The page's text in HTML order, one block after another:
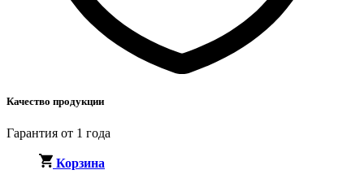
Качество продукции
Гарантия от 1 года
Корзина